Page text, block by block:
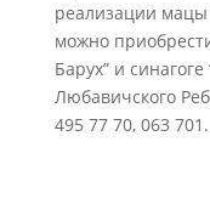
реализации мацы
можно
Барух” и
Любавичского
495 77 70, 063